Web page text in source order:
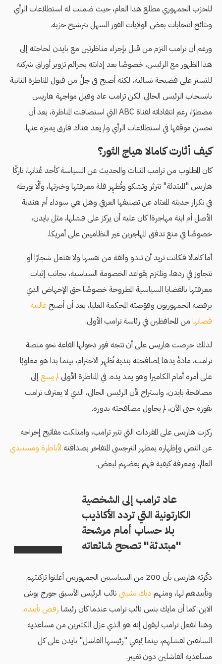
للحزب الجمهوري مطلع هذا العام، حيث ضمنت له استطلاعات الرأي
ونتائج انتخابات بعض الولايات الفوز السهل بترشيح حزبه.
ورغم أن ترامب التزم من قبل بإجراء مناظرتين مع بايدن لحاجته إلى
هذا الظهور مع الرئيس، خصوصًا بعد إدانته بجرائم تزوير أوراق شركته
للتستر على فضيحة نسائية، لكنه أصبح في حِلٍّ من قبول المناظرة الثانية
بانسحاب الرئيس الحالي. لكن ترامب عاد وقبل مواجهة هاريس
مضطرًا، رغم انتقاداته لقناة ABC التي استضافت المناظرة، بعد أن
تحسن موقفها في استطلاعات الرأي ولم يعد هناك فارق يميزه عنها.
كيف أثارت كامالا هياج الثور؟
كان المطلوب من ترامب الثبات والحديث عن السياسة كأحد عُتاتها، تاركًا
هاريس "المبتدئة" تثرثر وتشكو وتُظهِر قلة معرفتها وخبرتها، وألَّا تورطه
في تكرار حديثه المعتاد عن تصنيفها العرقي وهل هي سوداء أم هندية
الأصل أم ابنة مهاجرة! كان عليه أن يركز على فشلها، مثل بايدن،
خصوصًا في منع تدفق المهاجرين غير النظاميين على أمريكا.
أما كامالا فكانت تريد أن تبدو واثقة من نفسها ولا تفتعل شجارًا أو
تتجاوز في ردها، وتلتزم بقواعد الخصومة السياسية، بجانب إثبات
معرفتها بالقضايا السياسية المطروحة خصوصًا حق الإجهاض الذي
يرفضه الجمهوريون وقوّضته المحكمة العليا، بعد أن أصبحغالبية
قضاتها من المحافظين في رئاسة ترامب الأولى.
لذلك حرصت هاريس على أن تتجه فور دخولها القاعة نحو منصة
ترامب، مادةً يدها لمصافحته بندية تُظهِر الاحترام، بينما بدا هو مغلوبًا
على أمره أمام الكاميرا وهو يمد يده. في المناظرة الأولىلم يسع إلى
مصافحة بايدن، واستراح لأن الرئيس الحالي، الذي لا يعترف ترامب
بفوزه حتى الآن، لم يحاول مصافحته بدوره.
ركزت هاريس على المفردات التي تثير ترامب، وامتلكت مفاتيح إخراجه
عن النص وإظهاره بمظهر النرجسي المتفاخر بصداقته لأباطرة ومستبدي
العالم، ومعرفة كيفية فهم بعضهم لبعض.
عاد ترامب إلى الشخصية
الكارتونية التي تردد الأكاذيب
بلا حساب أمام مرشحة
"مبتدئة" تصحح شائعاته
ذكّرته هاريس بأن 200 من السياسيين الجمهوريين أعلنوا تزكيتهم
وتأييدهم لها، ومنهم ديك تشيني نائب الرئيس الأسبق جورج بوش
الابن. كما أن مايك بنس نائب ترامب عندما كان رئيسًا رفض تأييده.
وهنا انفعل ترامب ليقول إنه هو الذي عزل الكثيرين من مساعديه
السابقين لفشلهم، بينما يُبقي "رئيسها الفاشل" بايدن على كل
مساعديه الفاشلين دون تغيير.